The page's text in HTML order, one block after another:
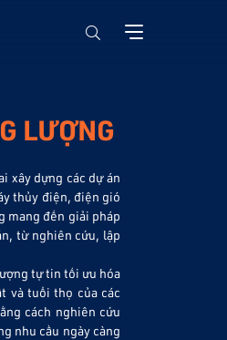
LƯỢNG
xây dựng các dự án
thủy điện, điện gió
mang đến giải pháp
từ nghiên cứu, lập
tự tin tối ưu hóa
và tuổi thọ của các
cách nghiên cứu
nhu cầu ngày càng